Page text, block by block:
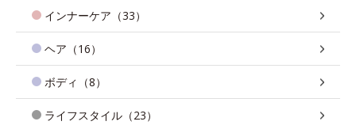
インナーケア（33）
ヘア（16）
ボディ（8）
ライフスタイル（23）